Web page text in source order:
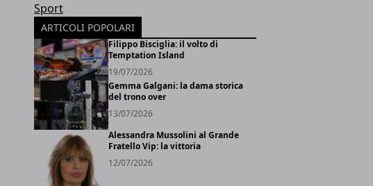
Sport
ARTICOLI POPOLARI
Filippo Bisciglia: il volto di
Temptation Island
19/07/2026
Gemma Galgani: la dama storica
del trono over
13/07/2026
Alessandra Mussolini al Grande
Fratello Vip: la vittoria
12/07/2026